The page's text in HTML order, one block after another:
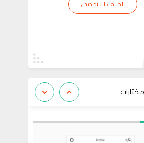
الملف الشخصي
مختارات